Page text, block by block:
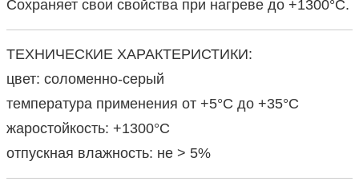
Сохраняет свои свойства при нагреве до +1300°С.
ТЕХНИЧЕСКИЕ ХАРАКТЕРИСТИКИ:
цвет: соломенно-серый
температура применения от +5°С до +35°С
жаростойкость: +1300°С
отпускная влажность: не > 5%